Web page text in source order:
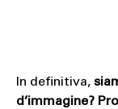
In definitiva,
d’immagine?